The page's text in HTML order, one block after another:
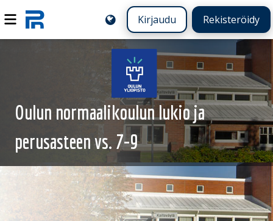
Kirjaudu Rekisteröidy
Oulun normaalikoulun lukio ja
perusasteen vs. 7-9